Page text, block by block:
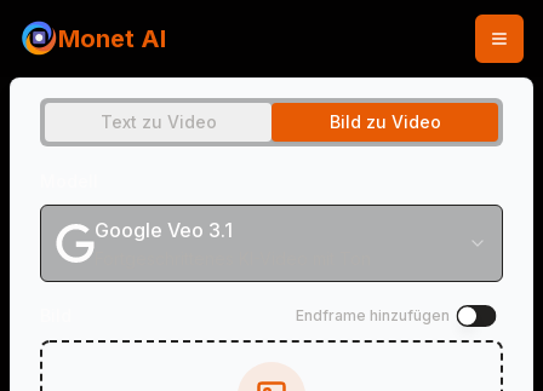
Monet AI
Text zu Video Bild zu Video
Google Veo 3.1
Endframe hinzufügen